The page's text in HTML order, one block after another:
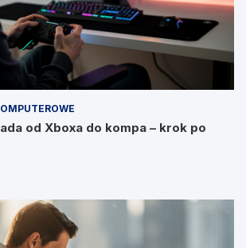
od Xboxa do kompa – krok po